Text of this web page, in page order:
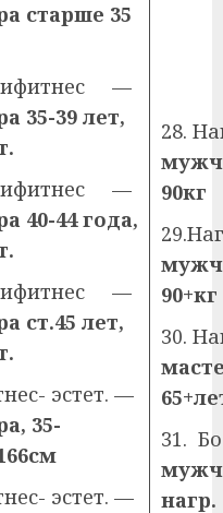
старше 35
—
35-39 лет,
—
40-44 года,
—
ст.45 лет,
эстет. —
35-
эстет. —
28.
90кг
90+кг
30.
31.
нагр.